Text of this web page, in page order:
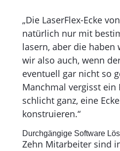
„Die LaserFlex-Ecke
natürlich nur mit
lasern, aber die haben
wir also auch, wenn
eventuell gar nicht so
Manchmal vergisst ein
schlicht ganz, eine
konstruieren.“
Durchgängige Software
Zehn Mitarbeiter sind